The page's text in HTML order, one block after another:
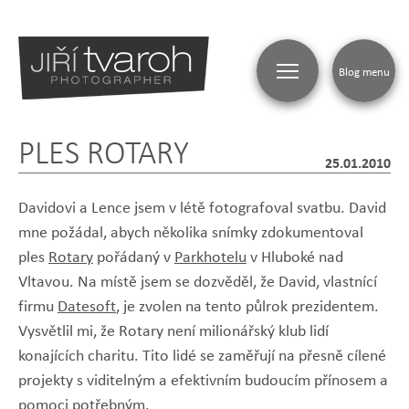
PLES ROTARY 25.01.2010
Davidovi a Lence jsem v létě fotografoval svatbu. David
mne požádal, abych několika snímky zdokumentoval
ples Rotary pořádaný v Parkhotelu v Hluboké nad
Vltavou. Na místě jsem se dozvěděl, že David, vlastnící
firmu Datesoft, je zvolen na tento půlrok prezidentem.
Vysvětlil mi, že Rotary není milionářský klub lidí
konajících charitu. Tito lidé se zaměřují na přesně cílené
projekty s viditelným a efektivním budoucím přínosem a
pomoci potřebným.
Blog menu